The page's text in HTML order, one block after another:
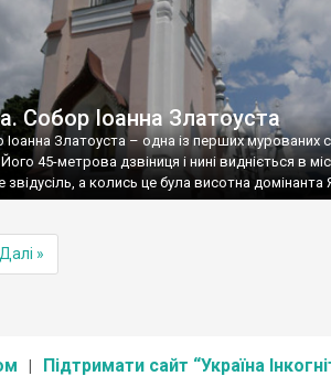
Собор Іоанна Златоуста
Іоанна Златоуста – одна із перших мурованих
45-метрова дзвіниця і нині видніється в
звідусіль, а колись це була висотна домінанта
Далі »
Підтримати сайт “Україна